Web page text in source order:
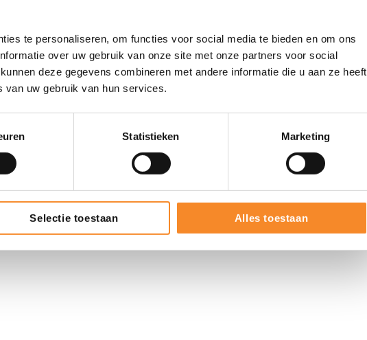
te personaliseren, om functies voor social media te bieden en om ons
over uw gebruik van onze site met onze partners voor social
deze gegevens combineren met andere informatie die u aan ze heeft
uw gebruik van hun services.
Statistieken Marketing
Selectie toestaan Alles toestaan
60 15